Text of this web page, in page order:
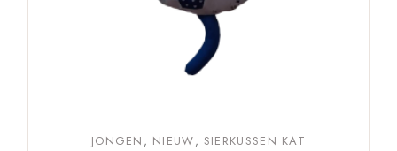
JONGEN NIEUW SIERKUSSEN KAT